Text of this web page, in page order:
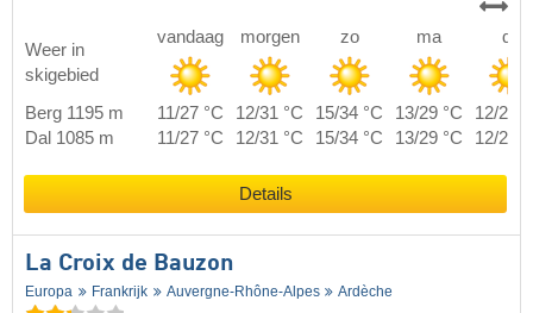
Weer in
skigebied
vandaag morgen zo ma di
Berg 1195 m 11/27 °C 12/31 °C 15/34 °C 13/29 °C
12/29
Dal 1085 m
11/27 °C 12/31 °C 15/34 °C 13/29 °C 12/29
Details
La Croix de Bauzon
Europa Frankrijk Auvergne-Rhône-Alpes Ardèche